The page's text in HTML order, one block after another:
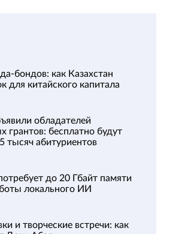
бондов: как Казахстан
для китайского капитала
обладателей
грантов: бесплатно будут
тысяч абитуриентов
до 20 Гбайт памяти
локального ИИ
и творческие встречи: как